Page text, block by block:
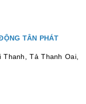
TÂN PHÁT
Tả Thanh Oai,